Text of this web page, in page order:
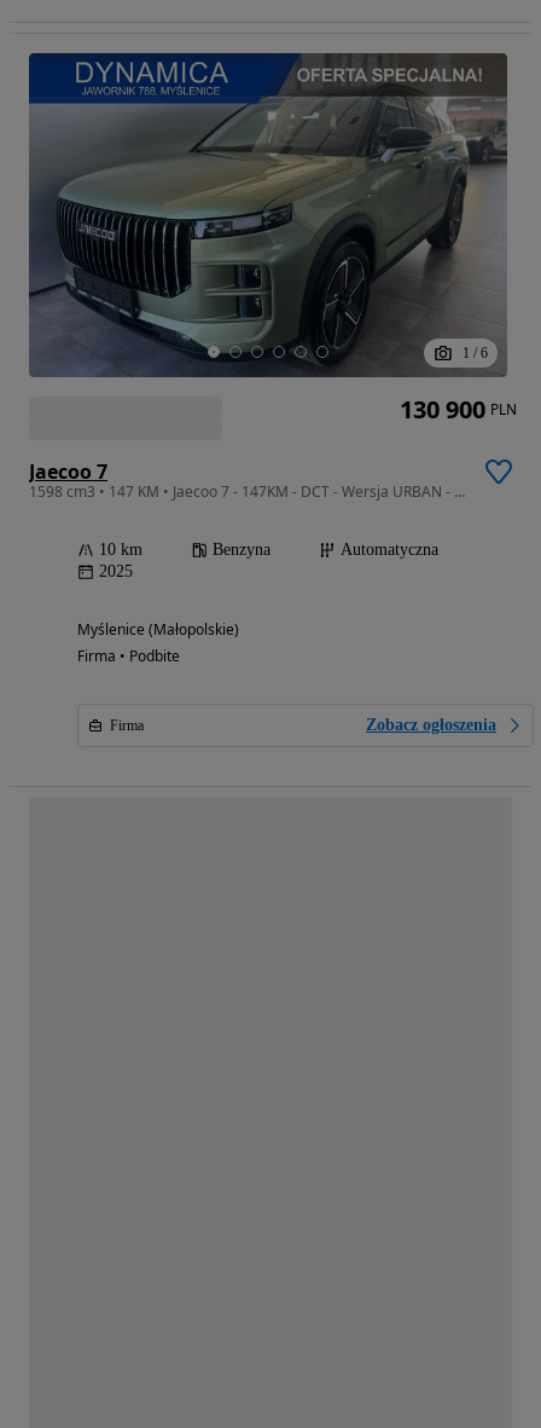
1 / 6
Jaecoo 7
1598 cm3 • 147 KM • Jaecoo 7 - 147KM - DCT - Wersja URBAN - Rocznik 2025!
10 km Benzyna
Automatyczna
2025
Myślenice (Małopolskie)
Firma • Podbite
Firma Zobacz ogłoszenia
130 900 PLN